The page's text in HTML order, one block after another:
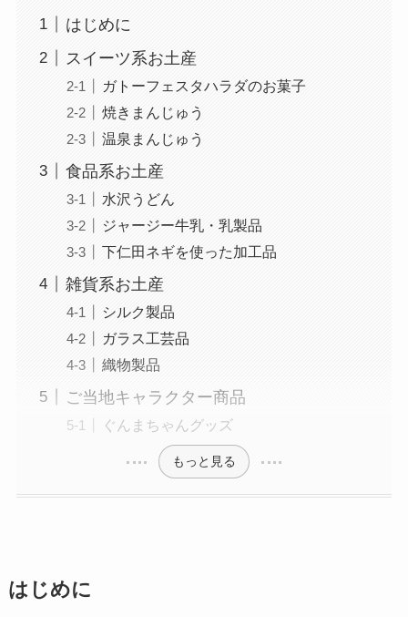
はじめに
スイーツ系お土産
ガトーフェスタハラダのお菓子
焼きまんじゅう
温泉まんじゅう
食品系お土産
水沢うどん
ジャージー牛乳・乳製品
下仁田ネギを使った加工品
雑貨系お土産
シルク製品
ガラス工芸品
織物製品
ご当地キャラクター商品
ぐんまちゃんグッズ
もっと見る
はじめに